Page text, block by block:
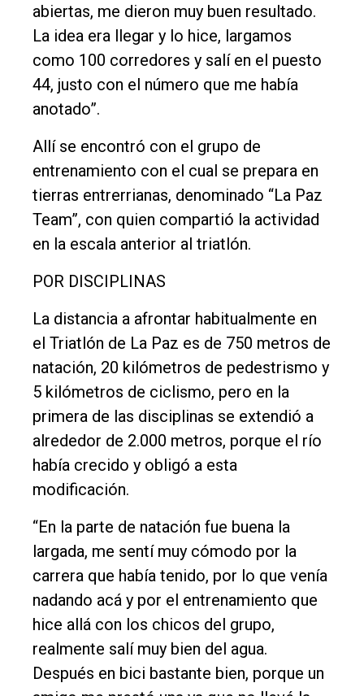
abiertas, me dieron muy buen resultado.
La idea era llegar y lo hice, largamos
como 100 corredores y salí en el puesto
44, justo con el número que me había
anotado”.
Allí se encontró con el grupo de
entrenamiento con el cual se prepara en
tierras entrerrianas, denominado “La Paz
Team”, con quien compartió la actividad
en la escala anterior al triatlón.
POR DISCIPLINAS
La distancia a afrontar habitualmente en
el Triatlón de La Paz es de 750 metros de
natación, 20 kilómetros de pedestrismo y
5 kilómetros de ciclismo, pero en la
primera de las disciplinas se extendió a
alrededor de 2.000 metros, porque el río
había crecido y obligó a esta
modificación.
“En la parte de natación fue buena la
largada, me sentí muy cómodo por la
carrera que había tenido, por lo que venía
nadando acá y por el entrenamiento que
hice allá con los chicos del grupo,
realmente salí muy bien del agua.
Después en bici bastante bien, porque un